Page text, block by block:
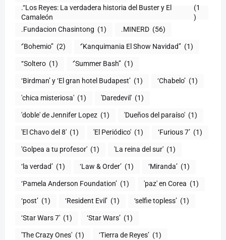
.“Los Reyes: La verdadera historia del Buster y El
Camaleón
(1
)
.Fundacion Chasintong (1) .MINERD (56)
‘’Bohemio’’ (2) ‘’Kanquimania El Show Navidad’’ (1)
‘‘Soltero (1) ‘’Summer Bash’’ (1)
‘Birdman’ y ‘El gran hotel Budapest’ (1) ‘Chabelo’ (1)
'chica misteriosa' (1) 'Daredevil' (1)
'doble' de Jennifer Lopez (1) 'Dueños del paraíso' (1)
'El Chavo del 8' (1) 'El Periódico' (1) ‘Furious 7’ (1)
'Golpea a tu profesor' (1) 'La reina del sur' (1)
‘la verdad’ (1) ‘Law & Order’ (1) ‘Miranda’ (1)
‘Pamela Anderson Foundation’ (1) 'paz' en Corea (1)
‘post’ (1) ‘Resident Evil’ (1) ‘selfie topless’ (1)
‘Star Wars 7′ (1) ‘Star Wars’ (1)
'The Crazy Ones' (1) ‘Tierra de Reyes’ (1)